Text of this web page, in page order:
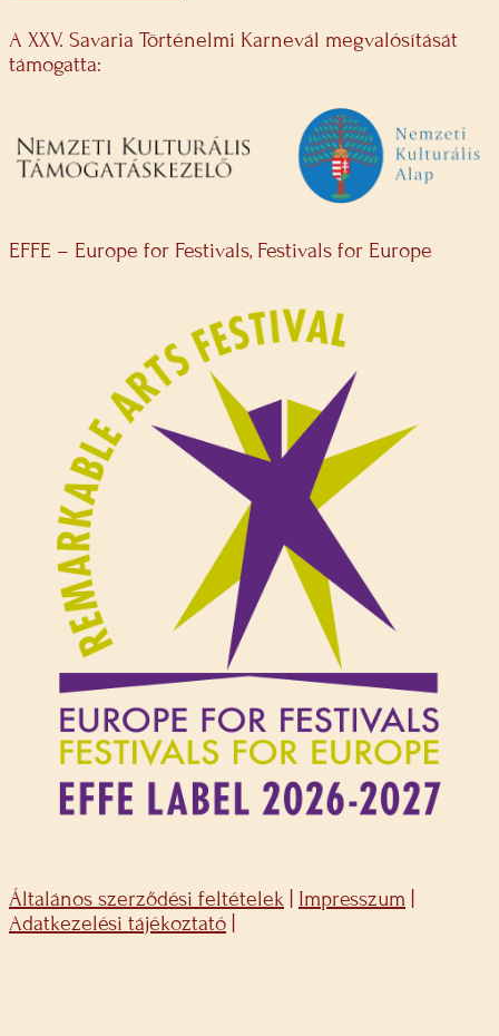
A XXV. Savaria Történelmi Karnevál megvalósítását
támogatta:
EFFE – Europe for Festivals, Festivals for Europe
Általános szerződési feltételek Impresszum
Adatkezelési tájékoztató